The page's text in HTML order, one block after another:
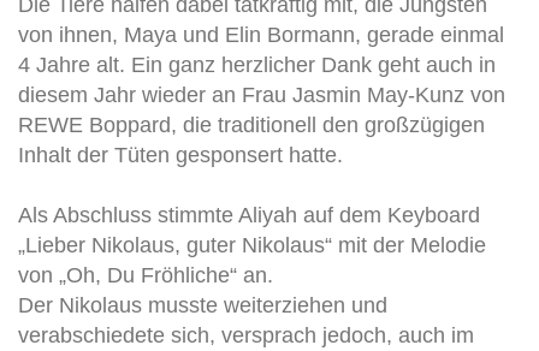
Die Tiere halfen dabei tatkräftig mit, die Jüngsten
von ihnen, Maya und Elin Bormann, gerade einmal
4 Jahre alt. Ein ganz herzlicher Dank geht auch in
diesem Jahr wieder an Frau Jasmin May-Kunz von
REWE Boppard, die traditionell den großzügigen
Inhalt der Tüten gesponsert hatte.
Als Abschluss stimmte Aliyah auf dem Keyboard
„Lieber Nikolaus, guter Nikolaus“ mit der Melodie
von „Oh, Du Fröhliche“ an.
Der Nikolaus musste weiterziehen und
verabschiedete sich, versprach jedoch, auch im